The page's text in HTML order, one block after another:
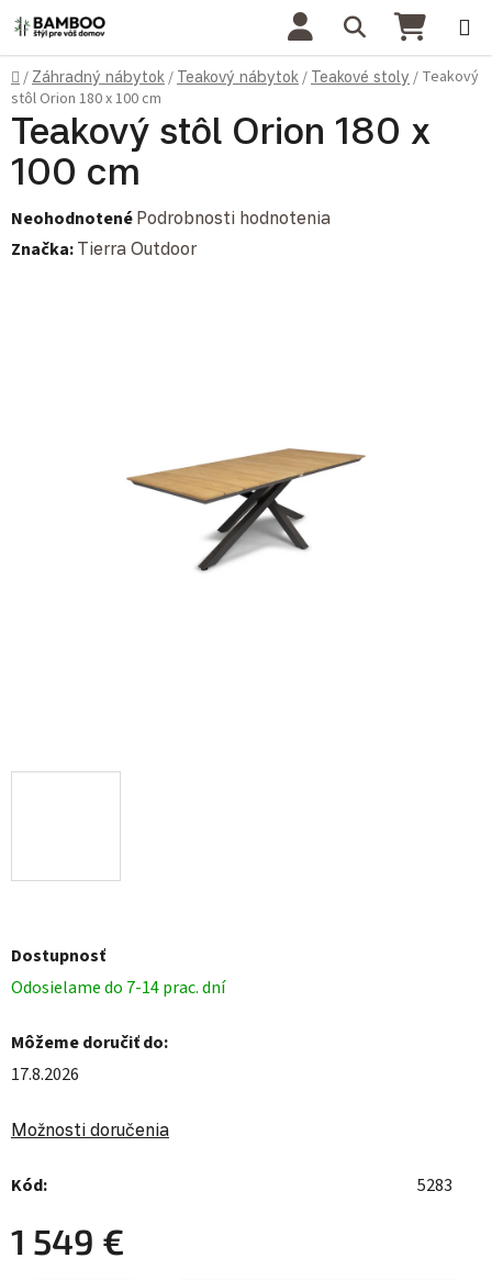
Prejsť na obsah Hľadať
Domov
/ Záhradný nábytok / Teakový nábytok / Teakové stoly / Teakový
stôl Orion 180 x 100 cm
Dostupnosť
Odosielame do 7-14 prac. dní
Môžeme doručiť do:
17.8.2026
Možnosti doručenia
Kód: 5283
1 549 €
Teakový stôl Orion 180 x
100 cm
Priemerné hodnotenie produktu je 0,0 z 5 hviezdičiek.
Neohodnotené Podrobnosti hodnotenia
Značka: Tierra Outdoor